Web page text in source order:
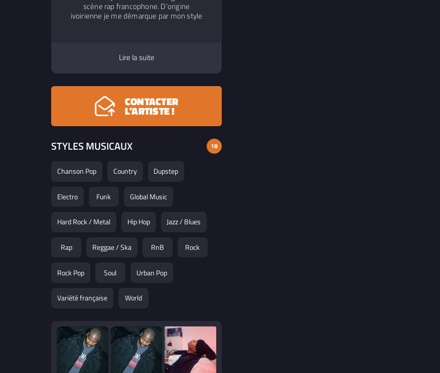
scène rap francophone. D’origine
ivoirienne je me démarque par mon style
seul style donc très polyvalent. J’aime les
challenges, la musique est une passion
depuis mon plus jeune âge et j’aime la faire
Lire la suite
CONTACTER
L'ARTISTE !
STYLES MUSICAUX 18
Chanson Pop Country Dupstep
Electro Funk Global Music
Hard Rock / Metal Hip Hop Jazz / Blues
Rap Reggae / Ska RnB Rock
Rock Pop Soul Urban Pop
Variété française World